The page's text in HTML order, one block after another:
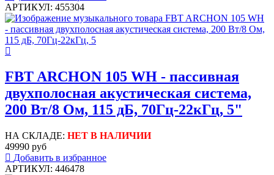
АРТИКУЛ: 455304
FBT ARCHON 105 WH - пассивная
двухполосная акустическая система,
200 Вт/8 Ом, 115 дБ, 70Гц-22кГц, 5"
НА СКЛАДЕ: НЕТ В НАЛИЧИИ
49990 руб
Добавить в избранное
АРТИКУЛ: 446478